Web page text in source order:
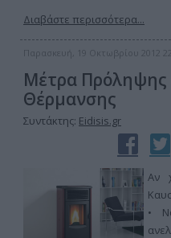
Διαβάστε περισσότερα...
Παρασκευή, 19 Οκτωβρίου 2012
Μέτρα Πρόληψης
Θέρμανσης
Συντάκτης: Eidisis.gr
Αν
•